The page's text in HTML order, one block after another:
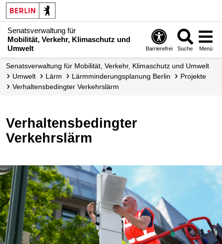
Senatsverwaltung für
Mobilität, Verkehr, Klimaschutz und
Umwelt
Barrierefrei Suche Menü
Senatsverwaltung für Mobilität, Verkehr, Klimaschutz und Umwelt
Umwelt
Lärm Lärmminderungs­planung Berlin
Projekte
Verhaltensbedingter Verkehrslärm
Verhaltensbedingter
Verkehrslärm